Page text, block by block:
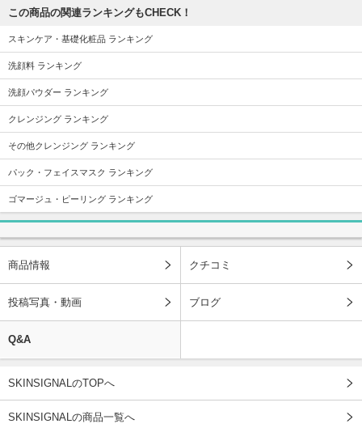
この商品の関連ランキングもCHECK！
スキンケア・基礎化粧品 ランキング
洗顔料 ランキング
洗顔パウダー ランキング
クレンジング ランキング
その他クレンジング ランキング
パック・フェイスマスク ランキング
ゴマージュ・ピーリング ランキング
商品情報 クチコミ
投稿写真・動画 ブログ
Q&A
SKINSIGNALのTOPへ
SKINSIGNALの商品一覧へ